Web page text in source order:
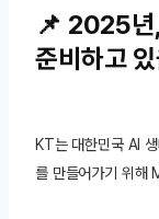
📌 2025년
준비하고
KT는 대한민국 AI
를 만들어가기 위해